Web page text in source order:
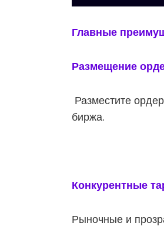
Главные
Размещение
Разместите
биржа.
Конкурентные
Рыночные и